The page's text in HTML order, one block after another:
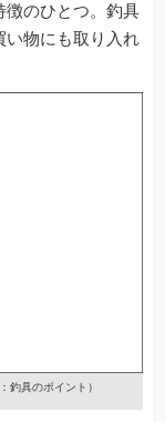
徴のひとつ。釣具
い物にも取り入れ
釣具のポイント）